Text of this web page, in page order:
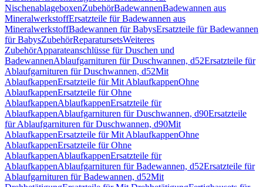
NischenablageboxenZubehörBadewannenBadewannen aus
MineralwerkstoffErsatzteile für Badewannen aus
MineralwerkstoffBadewannen für BabysErsatzteile für Badewannen
für BabysZubehörReparatursetsWeiteres
ZubehörApparateanschlüsse für Duschen und
BadewannenAblaufgarnituren für Duschwannen, d52Ersatzteile für
Ablaufgarnituren für Duschwannen, d52Mit
AblaufkappenErsatzteile für Mit AblaufkappenOhne
AblaufkappenErsatzteile für Ohne
AblaufkappenAblaufkappenErsatzteile für
AblaufkappenAblaufgarnituren für Duschwannen, d90Ersatzteile
für Ablaufgarnituren für Duschwannen, d90Mit
AblaufkappenErsatzteile für Mit AblaufkappenOhne
AblaufkappenErsatzteile für Ohne
AblaufkappenAblaufkappenErsatzteile für
AblaufkappenAblaufgarnituren für Badewannen, d52Ersatzteile für
Ablaufgarnituren für Badewannen, d52Mit